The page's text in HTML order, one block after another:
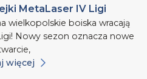
MetaLaser IV Ligi
wielkopolskie boiska wracają
Nowy sezon oznacza nowe
więcej